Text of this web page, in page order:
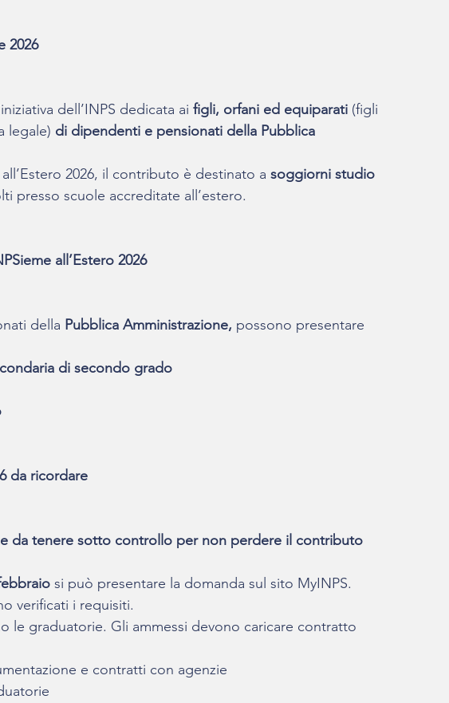
2026
dell’INPS dedicata ai figli, orfani ed equiparati (figli
legale) di dipendenti e pensionati della Pubblica
2026, il contributo è destinato a soggiorni studio
presso scuole accreditate all’estero.
all’Estero 2026
della Pubblica Amministrazione, possono presentare
di secondo grado
da ricordare
da tenere sotto controllo per non perdere il contributo
si può presentare la domanda sul sito MyINPS.
verificati i requisiti.
le graduatorie. Gli ammessi devono caricare contratto
e contratti con agenzie